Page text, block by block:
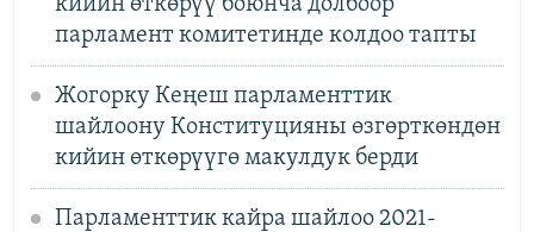
парламент комитетинде колдоо тапты
Жогорку Кеңеш парламенттик
шайлоону Конституцияны өзгөрткөндөн
кийин өткөрүүгө макулдук берди
Парламенттик кайра шайлоо 2021-